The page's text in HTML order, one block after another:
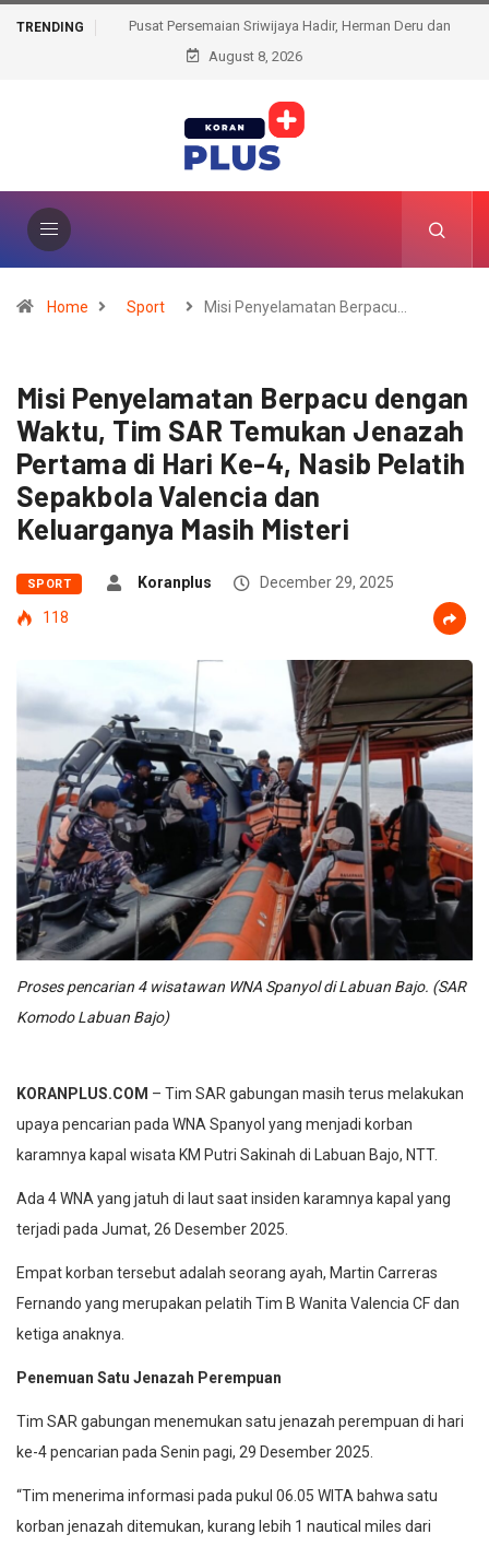
TRENDING
Pusat Persemaian Sriwijaya Hadir, Herman Deru dan
Menhut RI Perkuat Komitmen Lestarikan Hutan
August 8, 2026
Home Sport Misi Penyelamatan Berpacu…
Misi Penyelamatan Berpacu dengan
Waktu, Tim SAR Temukan Jenazah
Pertama di Hari Ke-4, Nasib Pelatih
Sepakbola Valencia dan
Keluarganya Masih Misteri
SPORT Koranplus
December 29, 2025
118
Proses pencarian 4 wisatawan WNA Spanyol di Labuan Bajo. (SAR
Komodo Labuan Bajo)
KORANPLUS.COM – Tim SAR gabungan masih terus melakukan
upaya pencarian pada WNA Spanyol yang menjadi korban
karamnya kapal wisata KM Putri Sakinah di Labuan Bajo, NTT.
Ada 4 WNA yang jatuh di laut saat insiden karamnya kapal yang
terjadi pada Jumat, 26 Desember 2025.
Empat korban tersebut adalah seorang ayah, Martin Carreras
Fernando yang merupakan pelatih Tim B Wanita Valencia CF dan
ketiga anaknya.
Penemuan Satu Jenazah Perempuan
Tim SAR gabungan menemukan satu jenazah perempuan di hari
ke-4 pencarian pada Senin pagi, 29 Desember 2025.
“Tim menerima informasi pada pukul 06.05 WITA bahwa satu
korban jenazah ditemukan, kurang lebih 1 nautical miles dari